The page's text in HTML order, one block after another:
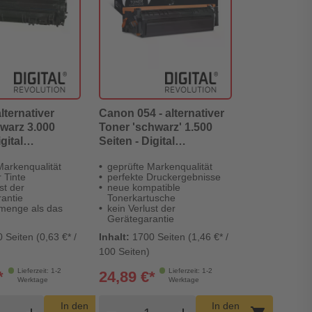
3.000
Tinte
der
als das
Seiten (0,63 €* /
Lieferzeit: 1-2
Werktage
Warenkorb Menge
In den
Canon 054 - alternativer
Toner 'schwarz' 1.500
Seiten - Digital
geprüfte Markenqualität
perfekte Druckergebnisse
neue kompatible
Tonerkartusche
kein Verlust der
Gerätegarantie
Inhalt: 1700 Seiten (1,46 €* /
100 Seiten)
Lieferzeit: 1-2
Werktage
24,89 €*
Produkt Warenkorb Menge
In den